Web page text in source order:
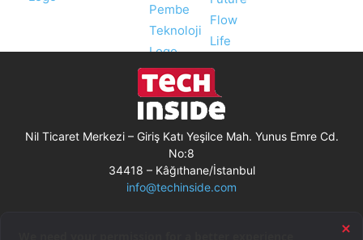
Nil Ticaret Merkezi – Giriş Katı Yeşilce Mah. Yunus Emre Cd.
No:8
34418 – Kâğıthane/İstanbul
info@techinside.com